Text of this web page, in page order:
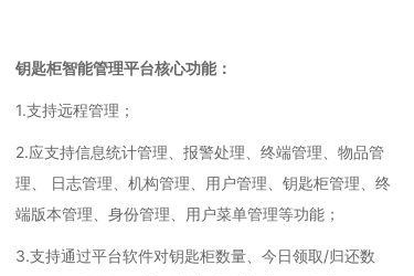
钥匙柜智能管理平台核心功能：
1.支持远程管理；
2.应支持信息统计管理、报警处理、终端管理、物品管
理、 日志管理、机构管理、用户管理、钥匙柜管理、终
端版本管理、身份管理、用户菜单管理等功能；
3.支持通过平台软件对钥匙柜数量、今日领取/归还数